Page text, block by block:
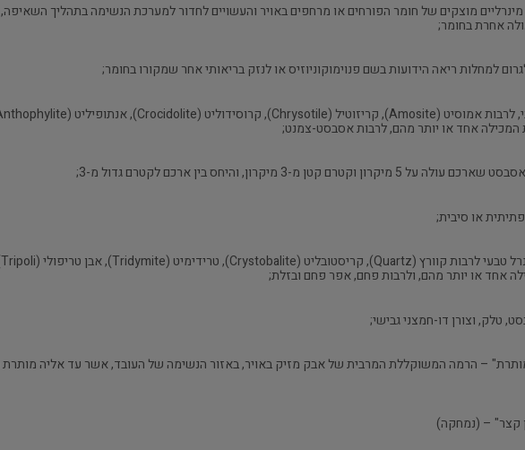
מוצקים של חומר הפורחים או מרחפים באויר והעשויים לחדור למערכת הנשימה בתהליך השאיפה,
אחרת בחומר;
למחלות ריאה הידועות בשם פנוימוקוניוזיס או לנזק בריאותי אחר שמקורו בחומר;
קטן מ-3 מיקרון, והיחס בין ארכם לקטרם גדול מ-3;
או סיבית;
טלק, וצורן דו-חמצני גבישי;
קצר" – (נמחקה)